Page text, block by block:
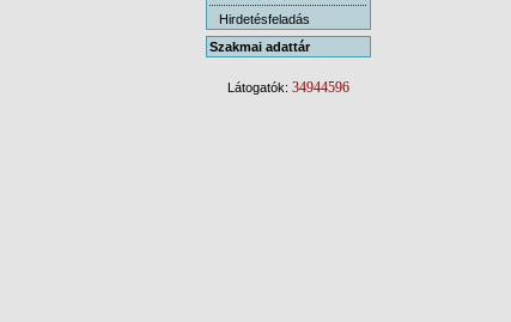
Hirdetésfeladás
Szakmai adattár
Látogatók: 34944596